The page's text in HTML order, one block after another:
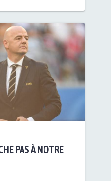
PAS À NOTRE